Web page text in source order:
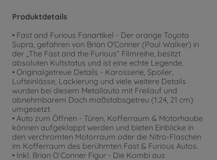
Produktdetails
• Fast and Furious Fanartikel - Der orange Toyota
Supra, gefahren von Brian O'Conner (Paul Walker) in
der „The Fast and the Furious“ Filmreihe, besitzt
absoluten Kultstatus und ist eine echte Legende.
• Originalgetreue Details - Karosserie, Spoiler,
Lufteinlässe, Lackierung und viele weitere Details
wurden bei diesem Metallauto mit Freilauf und
abnehmbarem Dach maßstabsgetreu (1:24, 21 cm)
umgesetzt.
• Auto zum Öffnen - Türen, Kofferraum & Motorhaube
können aufgeklappt werden und bieten Einblicke in
den verchromten Motorraum oder die Nitro-Flaschen
im Kofferraum des berühmten Fast & Furious Autos.
• Inkl. Brian O`Conner Figur - Die Kombi aus